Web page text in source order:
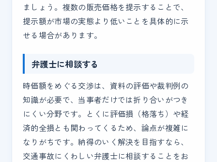
ましょう。複数の販売価格を提示することで、
提示額が市場の実態より低いことを具体的に示
せる場合があります。
弁護士に相談する
時価額をめぐる交渉は、資料の評価や裁判例の
知識が必要で、当事者だけでは折り合いがつき
にくい分野です。とくに評価損（格落ち）や経
済的全損とも関わってくるため、論点が複雑に
なりがちです。納得のいく解決を目指すなら、
交通事故にくわしい弁護士に相談することをお